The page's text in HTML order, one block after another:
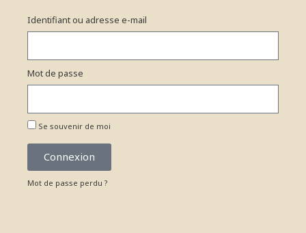
Identifiant ou adresse e-mail
Mot de passe
Se souvenir de moi
Connexion
Mot de passe perdu ?